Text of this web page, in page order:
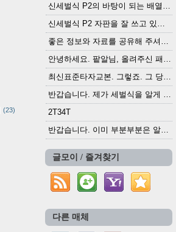
23
신세벌식 P2의 바탕이 되는 배열이나 주요 기능...
신세벌식 P2 자판을 잘 쓰고 있습니다. 쓰기 편리...
좋은 정보와 자료를 공유해 주셔서 고맙습니다....
안녕하세요. 팥알님, 올려주신 패치 여러모로 감사...
최신표준타자교본. 그렇죠. 그 당시에 최신 표준...
반갑습니다. 제가 세벌식을 알게 되어 세벌식 써...
2T34T
반갑습니다. 이미 부분부분은 알려진 정보들이...
글모이 / 즐겨찾기
다른 매체